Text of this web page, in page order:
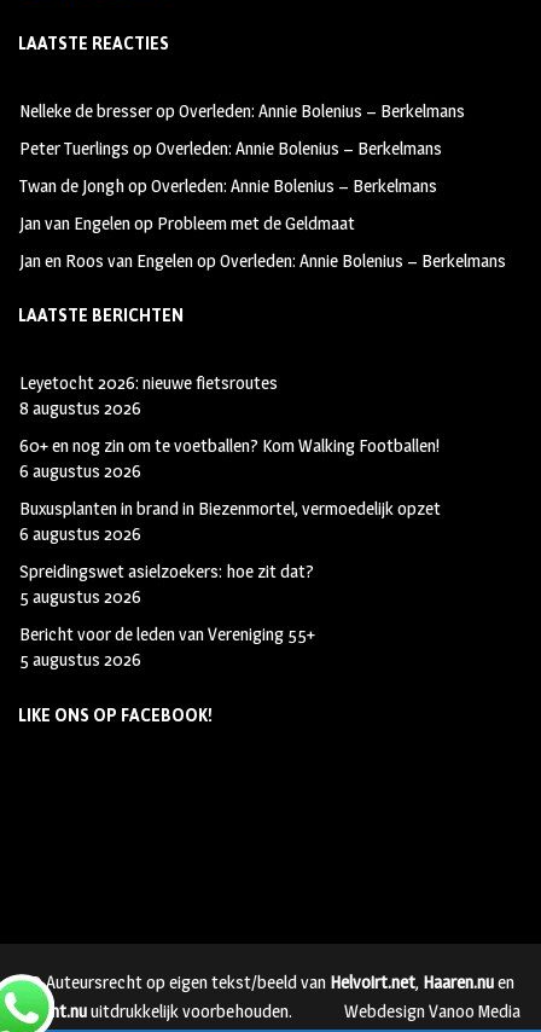
b
oo
k
ag
m
tt
LAATSTE REACTIES
Nelleke de bresseropOverleden: Annie Bolenius – Berkelmans
Peter Tuerlings opOverleden: Annie Bolenius – Berkelmans
Twan de JonghopOverleden: Annie Bolenius – Berkelmans
Jan van Engelenop Probleem met de Geldmaat
Jan en Roos van EngelenopOverleden: Annie Bolenius – Berkelmans
LAATSTE BERICHTEN
Leyetocht 2026: nieuwe fietsroutes
8 augustus 2026
60+ en nog zin om te voetballen? Kom Walking Footballen!
6 augustus 2026
Buxusplanten in brand in Biezenmortel, vermoedelijk opzet
6 augustus 2026
Spreidingswet asielzoekers: hoe zit dat?
5 augustus 2026
Bericht voor de leden van Vereniging 55+
5 augustus 2026
LIKE ONS OP FACEBOOK!
© Auteursrecht op eigen tekst/beeld van Helvoirt.net, Haaren.nuen
Vught.nuuitdrukkelijk voorbehouden.
Webdesign Vanoo Media